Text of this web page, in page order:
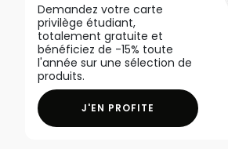
Demandez votre carte
privilège étudiant,
totalement gratuite et
bénéficiez de -15% toute
l'année sur une sélection de
produits.
J'EN PROFITE